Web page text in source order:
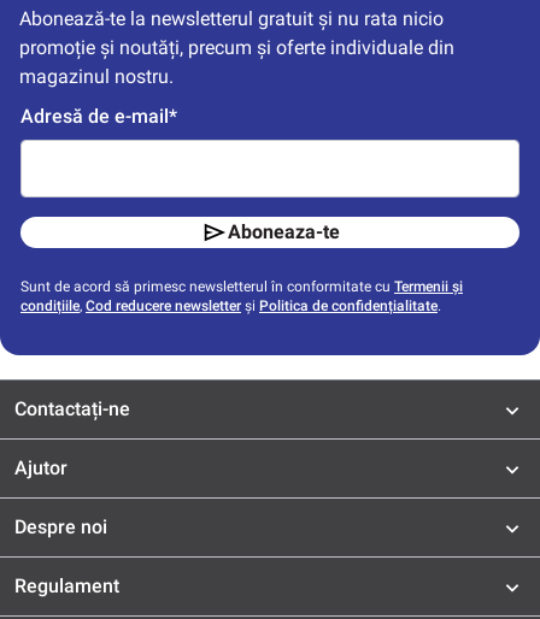
Abonează-te la newsletterul gratuit și nu rata nicio
promoție și noutăți, precum și oferte individuale din
magazinul nostru.
Adresă de e-mail*
Aboneaza-te
Sunt de acord să primesc newsletterul în conformitate cu Termenii și
condițiile, Cod reducere newsletter și Politica de confidențialitate.
Contactați-ne
Ajutor
Despre noi
Regulament